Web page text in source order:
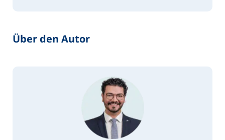
Über den Autor